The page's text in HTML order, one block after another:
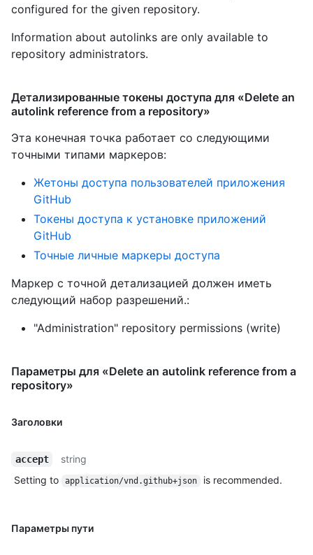
configured for the given repository.
Information about autolinks are only available to
repository administrators.
Детализированные токены доступа для «Delete an
autolink reference from a repository»
Эта конечная точка работает со следующими
точными типами маркеров:
Жетоны доступа пользователей приложения
GitHub
Токены доступа к установке приложений
GitHub
Точные личные маркеры доступа
Маркер с точной детализацией должен иметь
следующий набор разрешений.:
"Administration" repository permissions (write)
Параметры для «Delete an autolink reference from a
repository»
Заголовки
accept
string
Setting to
application/vnd.github+json is recommended.
Параметры пути